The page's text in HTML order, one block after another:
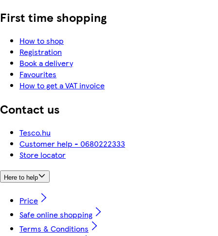
First time shopping
How to shop
Registration
Book a delivery
Favourites
How to get a VAT invoice
Contact us
Tesco.hu
Customer help - 0680222333
Store locator
Here to help
Price
Safe online shopping
Terms & Conditions